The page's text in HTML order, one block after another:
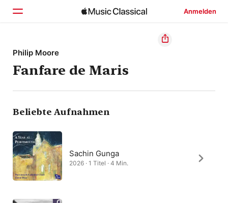
Anmelden
Startseite
Entdecken
Suchen
Philip Moore
Fanfare de Maris
Beliebte Aufnahmen
Sachin Gunga
2026 · 1 Titel · 4 Min.